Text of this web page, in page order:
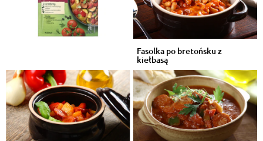
Fasolka po bretońsku z
kiełbasą